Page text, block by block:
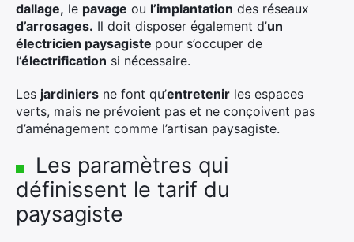
dallage, le pavage ou l’implantation des réseaux
d’arrosages. Il doit disposer également d’un
électricien paysagiste pour s’occuper de
l’électrification si nécessaire.
Les jardiniers ne font qu’entretenir les espaces
verts, mais ne prévoient pas et ne conçoivent pas
d’aménagement comme l’artisan paysagiste.
Les paramètres qui
définissent le tarif du
paysagiste